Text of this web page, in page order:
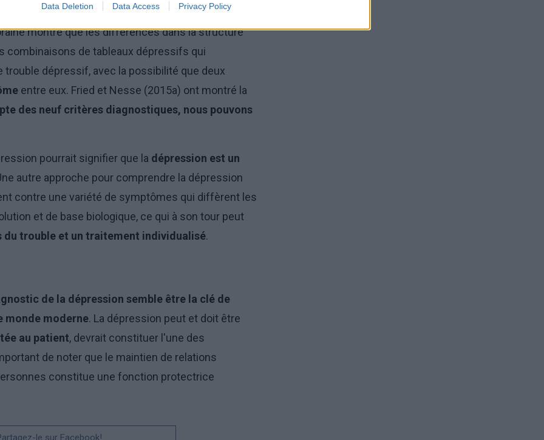
Data Deletion Data Access Privacy Policy
et chaque patient éprouve une détresse
montre que les différences dans la structure
de tableaux dépressifs qui
dépressif, avec la possibilité que deux
entre eux. Fried et Nesse (2015a) ont montré la
des neuf critères diagnostiques, nous pouvons
pourrait signifier que la dépression est un
autre approche pour comprendre la dépression
contre une variété de symptômes qui diffèrent les
et de base biologique, ce qui à son tour peut
du trouble et un traitement individualisé.
de la dépression semble être la clé de
monde moderne. La dépression peut et doit être
au patient, devrait constituer l'une des
de noter que le maintien de relations
constitue une fonction protectrice
le sur Facebook!